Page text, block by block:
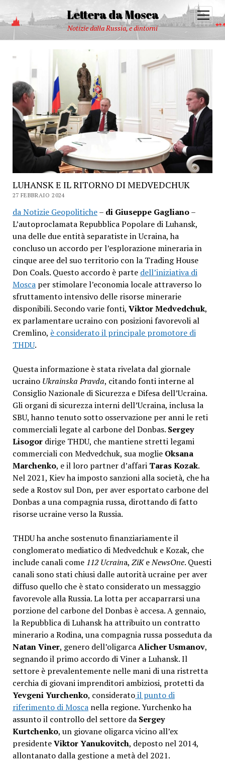
Lettera da Mosca
Notizie dalla Russia, e dintorni
open
menu
LUHANSK E IL RITORNO DI MEDVEDCHUK
27 FEBBRAIO 2024
da Notizie Geopolitiche– di Giuseppe Gagliano–
L’autoproclamata Repubblica Popolare di Luhansk,
una delle due entità separatiste in Ucraina, ha
concluso un accordo per l’esplorazione mineraria in
cinque aree del suo territorio con la Trading House
Don Coals. Questo accordo è parte dell’iniziativa di
Moscaper stimolare l’economia locale attraverso lo
sfruttamento intensivo delle risorse minerarie
disponibili. Secondo varie fonti, Viktor Medvedchuk,
ex parlamentare ucraino con posizioni favorevoli al
Cremlino, è considerato il principale promotore di
THDU.
Questa informazione è stata rivelata dal giornale
ucraino Ukrainska Pravda, citando fonti interne al
Consiglio Nazionale di Sicurezza e Difesa dell’Ucraina.
Gli organi di sicurezza interni dell’Ucraina, inclusa la
SBU, hanno tenuto sotto osservazione per anni le reti
commerciali legate al carbone del Donbas. Sergey
Lisogordirige THDU, che mantiene stretti legami
commerciali con Medvedchuk, sua moglie Oksana
Marchenko, e il loro partner d’affari Taras Kozak.
Nel 2021, Kiev ha imposto sanzioni alla società, che ha
sede a Rostov sul Don, per aver esportato carbone del
Donbas a una compagnia russa, dirottando di fatto
risorse ucraine verso la Russia.
THDU ha anche sostenuto finanziariamente il
conglomerato mediatico di Medvedchuk e Kozak, che
include canali come 112 Ucraina, ZiKeNewsOne. Questi
canali sono stati chiusi dalle autorità ucraine per aver
diffuso quello che è stato considerato un messaggio
favorevole alla Russia. La lotta per accaparrarsi una
porzione del carbone del Donbas è accesa. A gennaio,
la Repubblica di Luhansk ha attribuito un contratto
minerario a Rodina, una compagnia russa posseduta da
Natan Viner, genero dell’oligarcaAlicher Usmanov,
segnando il primo accordo di Viner a Luhansk. Il
settore è prevalentemente nelle mani di una ristretta
cerchia di giovani imprenditori ambiziosi, protetti da
Yevgeni Yurchenko, consideratoil punto di
riferimento di Moscanella regione. Yurchenko ha
assunto il controllo del settore da Sergey
Kurtchenko, un giovane oligarca vicino all’ex
presidenteViktor Yanukovitch, deposto nel 2014,
allontanato dalla gestione a metà del 2021.